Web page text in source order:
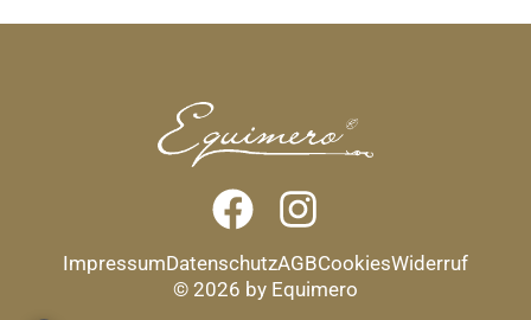
ImpressumDatenschutzAGBCookiesWiderruf
© 2026 by Equimero